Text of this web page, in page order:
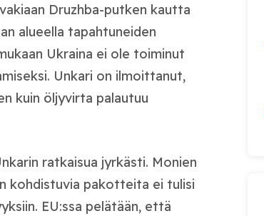
Druzhba-putken kautta
alueella tapahtuneiden
Ukraina ei ole toiminut
Unkari on ilmoittanut,
kuin öljyvirta palautuu
ratkaisua jyrkästi. Monien
kohdistuvia pakotteita ei tulisi
EU:ssa pelätään, että